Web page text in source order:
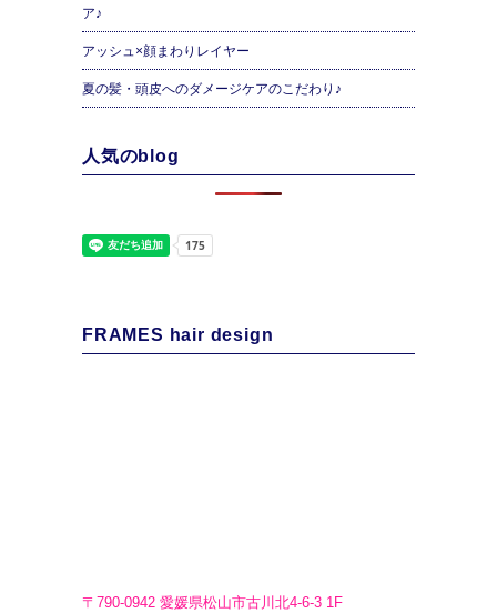
ア♪
アッシュ×顔まわりレイヤー
夏の髪・頭皮へのダメージケアのこだわり♪
人気のblog
FRAMES hair design
〒790-0942 愛媛県松山市古川北4-6-3 1F